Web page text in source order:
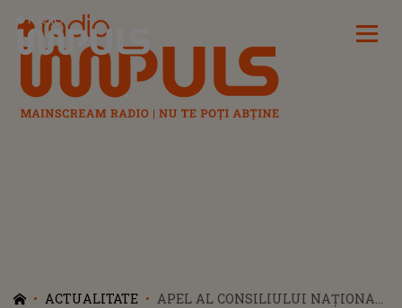
Radio Impuls
ACTUALITATE
APEL AL CONSILIULUI NAȚIONAL